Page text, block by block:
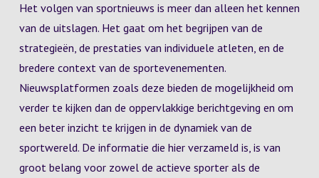
Het volgen van sportnieuws is meer dan alleen het kennen
van de uitslagen. Het gaat om het begrijpen van de
strategieën, de prestaties van individuele atleten, en de
bredere context van de sportevenementen.
Nieuwsplatformen zoals deze bieden de mogelijkheid om
verder te kijken dan de oppervlakkige berichtgeving en om
een beter inzicht te krijgen in de dynamiek van de
sportwereld. De informatie die hier verzameld is, is van
groot belang voor zowel de actieve sporter als de